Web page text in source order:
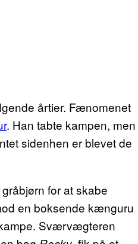
årtier. Fænomenet
. Han tabte kampen, men
sidenhen er blevet de
for at skabe
en boksende kænguru
Sværvægteren